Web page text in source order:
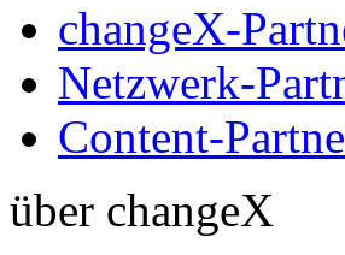
changeX-
Netzwerk-
Content-
über changeX